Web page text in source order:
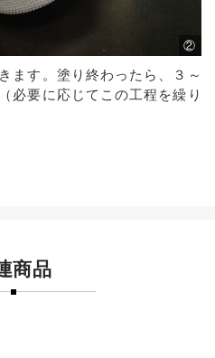
②
ます。塗り終わったら、３～
必要に応じてこの工程を繰り
商品